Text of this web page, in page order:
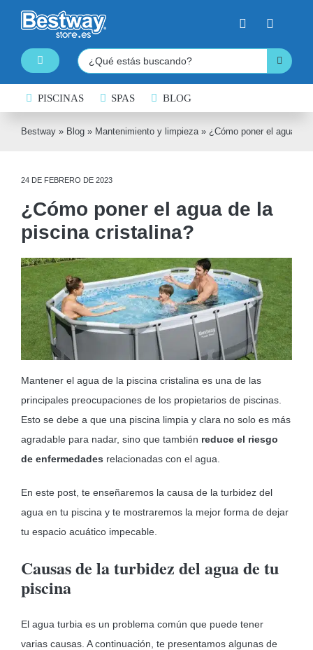
Saltar
contenido
Toggle
PISCINAS DESMONTABLES
SPAS HINCHABLES
KAYAKS HINCHABLES
BARCAS HINCHABLES
HINCHABLES ACUÁTICOS
NATACIÓN
COLCHONES HINCHABLES
MOBILIARIO HINCHABLE
CAMPING
ACCESORIOS DE PISCINAS
RECAMBIOS DE PISCINAS
RECAMBIOS DE SPAS
Buscar:
PISCINAS SPAS BLOG
Bestway» Blog» Mantenimiento y limpieza» ¿Cómo poner el agua
24 DE FEBRERO DE 2023
¿Cómo poner el agua de la
piscina cristalina?
Mantener el agua de la piscina cristalina es una de las
principales preocupaciones de los propietarios de piscinas.
Esto se debe a que una piscina limpia y clara no solo es más
agradable para nadar, sino que también reduce el riesgo
de enfermedades relacionadas con el agua.
En este post, te enseñaremos la causa de la turbidez del
agua en tu piscina y te mostraremos la mejor forma de dejar
tu espacio acuático impecable.
Causas de la turbidez del agua de tu
piscina
El agua turbia es un problema común que puede tener
varias causas. A continuación, te presentamos algunas de